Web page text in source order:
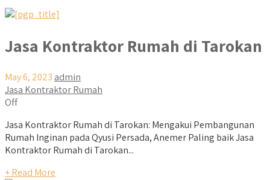
Jasa Kontraktor Rumah di Tarokan
May 6, 2023 admin
Jasa Kontraktor Rumah
Off
Jasa Kontraktor Rumah di Tarokan: Mengakui Pembangunan
Rumah Inginan pada Qyusi Persada, Anemer Paling baik Jasa
Kontraktor Rumah di Tarokan...
+ Read More